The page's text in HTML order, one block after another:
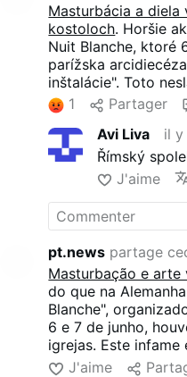
Masturbácia a
kostoloch. Horšie
Nuit Blanche, ktoré
parížska
inštalácie". Toto
režírovala Barbara
je známa tým, že
kontroverznom
olympijských hier v
ktoré zverejnil
inštalácia
prekrývajúce sa
to, čo organizátori
myšlienok",
"kvázihypnotickej"
nachádzali masky
postavy a kostrové
postava zrejme
oltára.
1 Partager
Avi Liva
il y
Římský
J'aime
pt.news partage
Masturbação e arte
do que na
Blanche",
6 e 7 de junho,
igrejas. Este
Butch, uma ativista
J'aime